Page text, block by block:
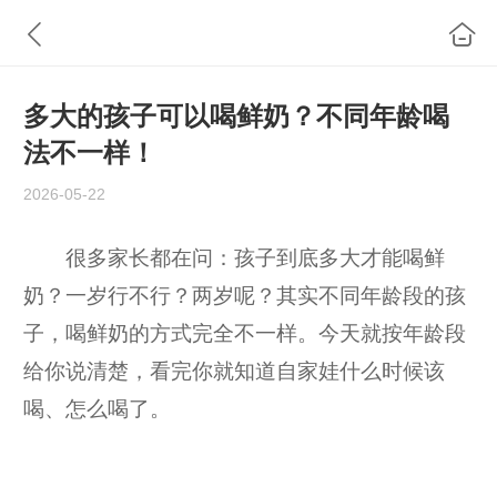
多大的孩子可以喝鲜奶？不同年龄喝
法不一样！
2026-05-22
很多家长都在问：孩子到底多大才能喝鲜
奶？一岁行不行？两岁呢？其实不同年龄段的孩
子，喝鲜奶的方式完全不一样。今天就按年龄段
给你说清楚，看完你就知道自家娃什么时候该
喝、怎么喝了。